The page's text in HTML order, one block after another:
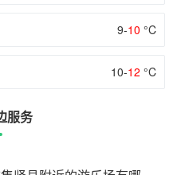
9-10 °C
10-12 °C
服务